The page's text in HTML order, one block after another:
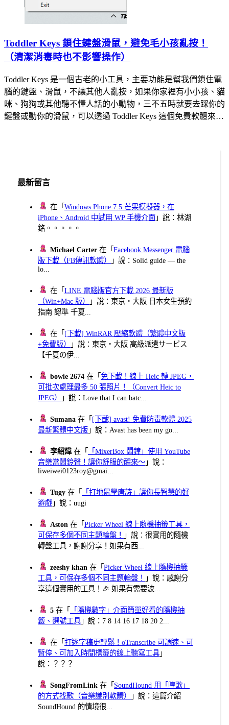
Toddler Keys 鎖住鍵盤滑鼠，避免毛小孩亂按！
（清潔消毒時也不影響操作）
Toddler Keys 是一個古老的小工具，主要功能是幫我們鎖住電
腦的鍵盤、滑鼠，不讓其他人亂按，如果你家裡有小小孩、貓
咪、狗狗或其他聽不懂人話的小動物，三不五時就要去踩你的
鍵盤或動你的滑鼠，可以透過 Toddler Keys 這個免費軟體來…
最新留言
在「Windows Phone 7.5 芒果模擬器，在
iPhone、Android 中試用 WP 手機介面 」說：林湖
銘。。。。。
Michael Carter 在「Facebook Messenger 電腦
版下載（FB傳訊軟體）
」說：Solid guide — the
lo...
在「LINE 電腦版官方下載 2026 最新版
（Win+Mac 版）
」說：東京・大阪 日本女生預約
指南 認準 千夏...
在「 [下載] WinRAR 壓縮軟體（繁體中文版
+免費版）
」說：東京・大阪 高級派遣サービス
【千夏の伊...
bowie 2674 在「免下載！線上 Heic 轉 JPEG，
可批次處理最多 50 張照片！（Convert Heic to
JPEG）
」說：Love that I can batc...
Sumana 在「 [下載] avast! 免費防毒軟體 2025
最新繁體中文版 」說：Avast has been my go...
李紹煒在「
「MixerBox 鬧鐘」使用 YouTube
音樂當鬧鈴聲！讓你舒服的醒來～ 」說：
liweiwei0123roy@gmai...
Tugy 在「
「打地鼠學唐詩」讓你長智慧的好
遊戲 」說：uugi
Aston 在「Picker Wheel 線上隨機抽籤工具，
可保存多個不同主題輪盤！
」說：很實用的隨機
轉盤工具，謝謝分享！如果有西...
zeeshy khan 在「Picker Wheel 線上隨機抽籤
工具，可保存多個不同主題輪盤！
」說：感謝分
享這個實用的工具！🎉 如果有需要波...
5 在「
「隨機數字」介面簡單好看的隨機抽
籤、選號工具 」說：7 8 14 16 17 18 20 2...
在「打逐字稿更輕鬆！oTranscribe 可調速、可
暫停、可加入時間標籤的線上聽寫工具 」
說：？？？
SongFromLink 在「 SoundHound 用「哼歌」
的方式找歌（音樂識別軟體）
」說：這篇介紹
SoundHound 的情境很...